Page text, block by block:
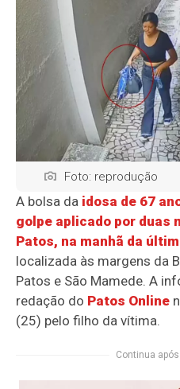
Foto: reprodução
A bolsa da idosa de 67
golpe aplicado por duas
Patos, na manhã da
localizada às margens da
Patos e São Mamede. A
redação do Patos Online
(25) pelo filho da vítima.
Continua